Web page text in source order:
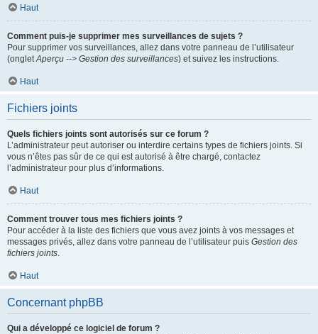
Haut
Comment puis-je supprimer mes surveillances de sujets ?
Pour supprimer vos surveillances, allez dans votre panneau de l’utilisateur
(ongletAperçu --> Gestion des surveillances) et suivez les instructions.
Haut
Fichiers joints
Quels fichiers joints sont autorisés sur ce forum ?
L’administrateur peut autoriser ou interdire certains types de fichiers joints. Si
vous n’êtes pas sûr de ce qui est autorisé à être chargé, contactez
l’administrateur pour plus d’informations.
Haut
Comment trouver tous mes fichiers joints ?
Pour accéder à la liste des fichiers que vous avez joints à vos messages et
messages privés, allez dans votre panneau de l’utilisateur puis Gestion des
fichiers joints.
Haut
Concernant phpBB
Qui a développé ce logiciel de forum ?